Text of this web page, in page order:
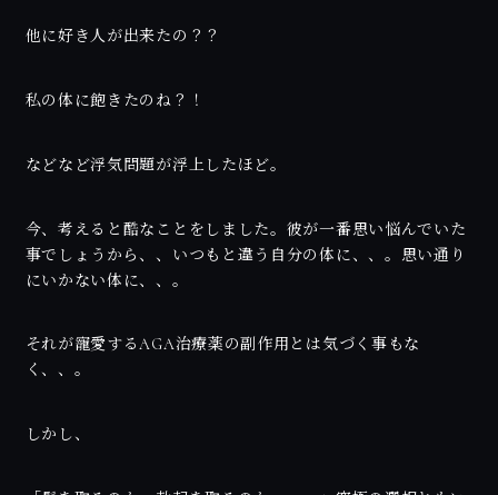
他に好き人が出来たの？？
私の体に飽きたのね？！
などなど浮気問題が浮上したほど。
今、考えると酷なことをしました。彼が一番思い悩んでいた
事でしょうから、、いつもと違う自分の体に、、。思い通り
にいかない体に、、。
それが寵愛するAGA治療薬の副作用とは気づく事もな
く、、。
しかし、